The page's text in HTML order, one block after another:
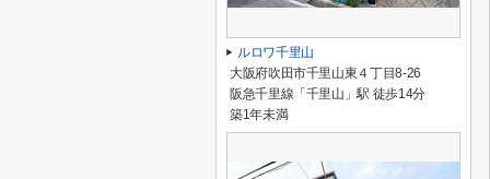
ルロワ千里山
大阪府吹田市千里山東４丁目8-26
阪急千里線「千里山」駅 徒歩14分
築1年未満